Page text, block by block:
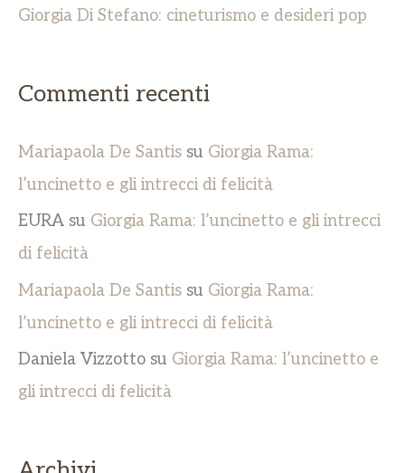
Giorgia Di Stefano: cineturismo e desideri pop
Commenti recenti
Mariapaola De Santis su Giorgia Rama:
l’uncinetto e gli intrecci di felicità
EURA su Giorgia Rama: l’uncinetto e gli intrecci
di felicità
Mariapaola De Santis su Giorgia Rama:
l’uncinetto e gli intrecci di felicità
Daniela Vizzotto su Giorgia Rama: l’uncinetto e
gli intrecci di felicità